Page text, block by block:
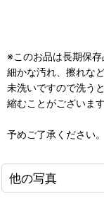
※このお品は長期保存
細かな汚れ、擦れな
未洗いですので洗う
縮むことがございます
予めご了承ください。
他の写真